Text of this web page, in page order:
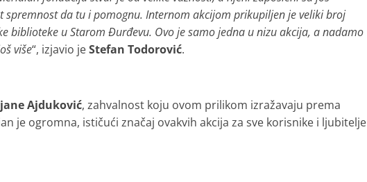
spremnost da tu i pomognu. Internom akcijom prikupiljen je veliki broj
biblioteke u Starom Đurđevu. Ovo je samo jedna u nizu akcija, a nadamo
više“, izjavio jeStefan Todorović.
Ajduković, zahvalnost koju ovom prilikom izražavaju prema
je ogromna, ističući značaj ovakvih akcija za sve korisnike i ljubitelje